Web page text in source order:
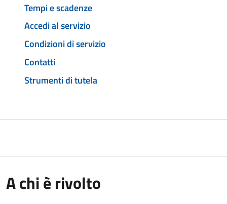
Tempi e scadenze
Accedi al servizio
Condizioni di servizio
Contatti
Strumenti di tutela
A chi è rivolto